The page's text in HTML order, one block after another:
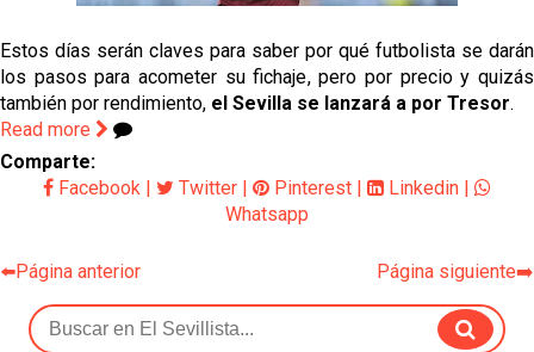
Estos días serán claves para saber por qué futbolista se darán
los pasos para acometer su fichaje, pero por precio y quizás
también por rendimiento, el Sevilla se lanzará a por Tresor.
Read more
Comparte:
Facebook
Twitter Pinterest Linkedin
Whatsapp
⬅️Página anterior Página siguiente➡️